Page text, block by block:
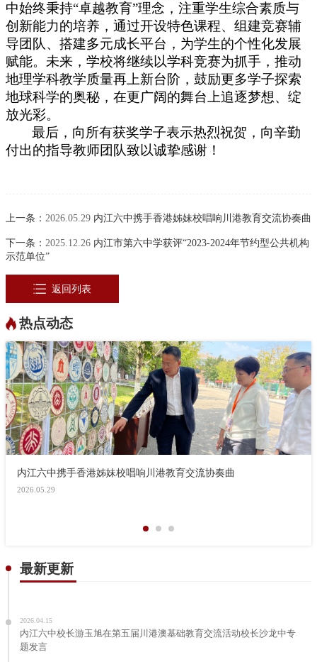
中始终秉持“卓越教育”理念，注重学生综合素质与
创新能力的培养，通过开设特色课程、组建竞赛辅
导团队、搭建多元成长平台，为学生的个性化发展
赋能。未来，学校将继续以学科竞赛为抓手，推动
地理学科教学质量再上新台阶，鼓励更多学子探索
地球科学的奥秘，在更广阔的舞台上追逐梦想、绽
放光彩。
最后，向所有获奖学子表示热烈祝贺，向辛勤
付出的指导教师团队致以诚挚感谢！
上一条： 2026.05.29 内江六中携手香港姊妹校唱响川港教育交流协奏曲
下一条： 2025.12.26 内江市第六中学获评“2023-2024年节约型公共机构
示范单位”
返回列表
热点动态
内江六中携手香港姊妹校唱响川港教育交流协奏曲
2026.05.29
最新更新
2026.04.15
内江六中校长游玉旭在第五届川港澳基础教育交流活动校长沙龙中专
题发言